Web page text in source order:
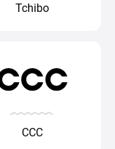
Tchibo
CCC